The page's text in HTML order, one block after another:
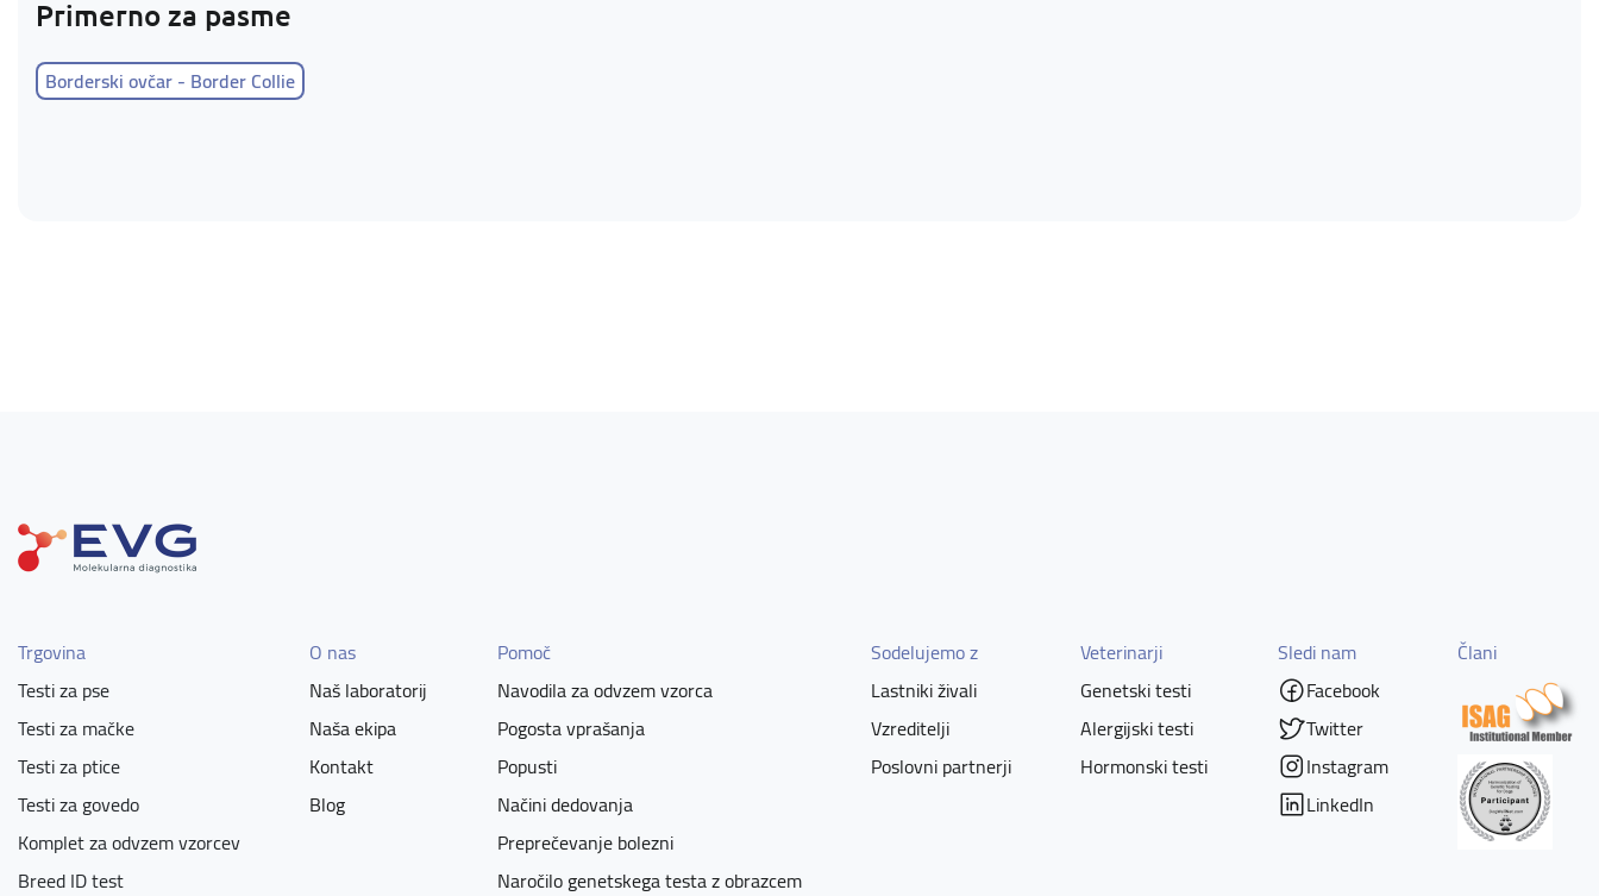
Primerno za pasme
Borderski ovčar - Border Collie
Trgovina
Testi za pse
Testi za mačke
Testi za ptice
Testi za govedo
Komplet za odvzem vzorcev
Breed ID test
O nas
Naš laboratorij
Naša ekipa
Kontakt
Blog
Pomoč
Navodila za odvzem vzorca
Pogosta vprašanja
Popusti
Načini dedovanja
Preprečevanje bolezni
Naročilo genetskega testa z obrazcem
Sodelujemo z
Lastniki živali
Vzreditelji
Poslovni partnerji
Veterinarji
Genetski testi
Alergijski testi
Hormonski testi
Sledi nam
Facebook
Twitter
Instagram
LinkedIn
Člani